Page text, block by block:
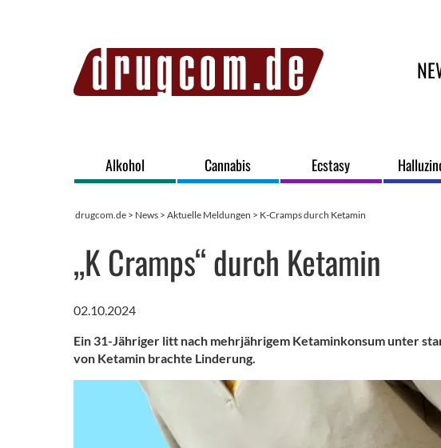
Alkohol Cannabis Ecstasy
drugcom.de > News > Aktuelle Meldungen > K-Cramps durch Ketamin
„K Cramps“ durch Ketamin
02.10.2024
Ein 31-Jähriger litt nach mehrjährigem Ketaminkonsum unter
von Ketamin brachte Linderung.